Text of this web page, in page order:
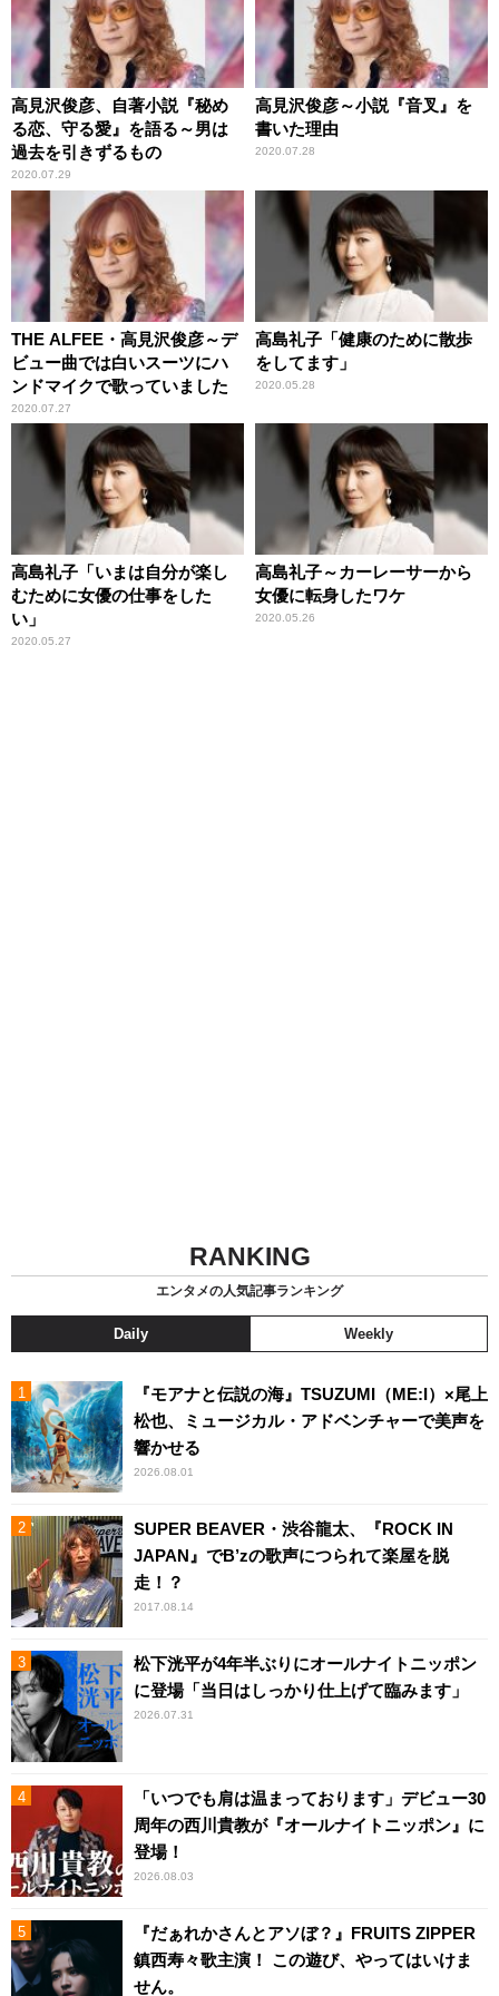
高見沢俊彦、自著小説『秘め
る恋、守る愛』を語る～男は
過去を引きずるもの
2020.07.29
高見沢俊彦～小説『音叉』を
書いた理由
2020.07.28
THE ALFEE・高見沢俊彦～デ
ビュー曲では白いスーツにハ
ンドマイクで歌っていました
2020.07.27
高島礼子「健康のために散歩
をしてます」
2020.05.28
高島礼子「いまは自分が楽し
むために女優の仕事をした
い」
2020.05.27
高島礼子～カーレーサーから
女優に転身したワケ
2020.05.26
RANKING
エンタメの人気記事ランキング
Daily Weekly
『モアナと伝説の海』TSUZUMI（ME:I）×尾上
松也、ミュージカル・アドベンチャーで美声を
響かせる
2026.08.01
SUPER BEAVER・渋谷龍太、『ROCK IN
JAPAN』でB’zの歌声につられて楽屋を脱
走！？
2017.08.14
松下洸平が4年半ぶりにオールナイトニッポン
に登場「当日はしっかり仕上げて臨みます」
2026.07.31
「いつでも肩は温まっております」デビュー30
周年の西川貴教が『オールナイトニッポン』に
登場！
2026.08.03
『だぁれかさんとアソぼ？』FRUITS ZIPPER
鎮西寿々歌主演！ この遊び、やってはいけま
せん。